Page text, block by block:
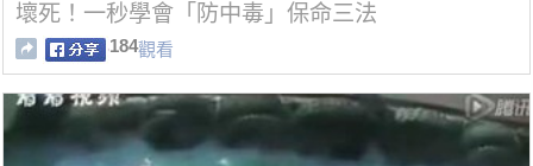
壞死！一秒學會「防中毒」保命三法
184觀看